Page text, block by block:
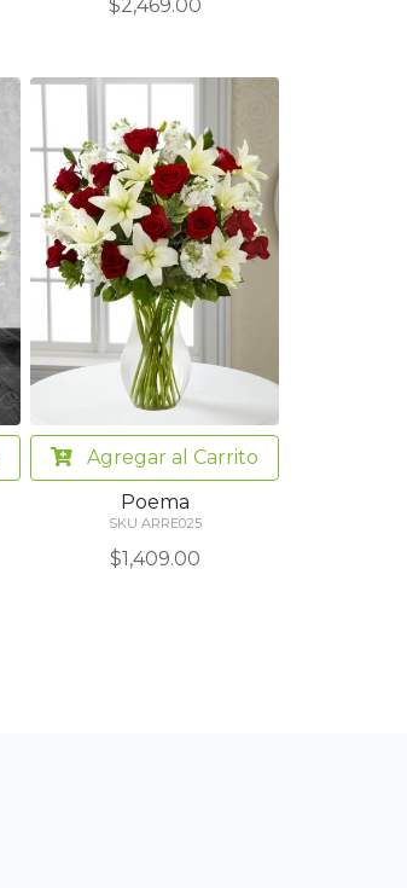
$2,469.00
Agregaral Carrito
Poema
SKU ARRE025
$1,409.00